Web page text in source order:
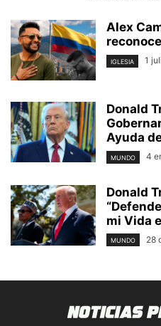
Alex
IGLESIA 1
Donald
Ayuda
MUNDO 4
Donald
mi Vida
MUNDO 28